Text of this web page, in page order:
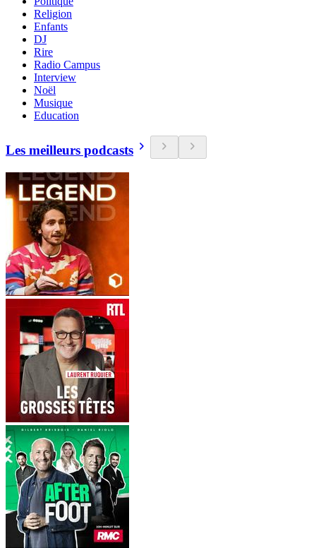
Religion
Enfants
DJ
Rire
Radio Campus
Interview
Noël
Musique
Education
Les meilleurs podcasts